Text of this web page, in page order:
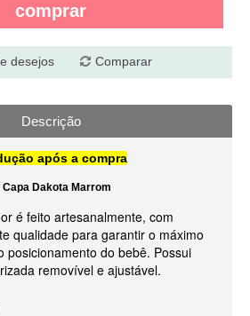
comprar
desejos Comparar
Descrição
após a compra
Dakota Marrom
é feito artesanalmente, com
qualidade para garantir o máximo
posicionamento do bebê. Possui
removível e ajustável.